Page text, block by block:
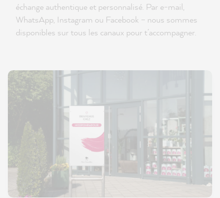
échange authentique et personnalisé. Par e-mail,
WhatsApp, Instagram ou Facebook – nous sommes
disponibles sur tous les canaux pour t’accompagner.